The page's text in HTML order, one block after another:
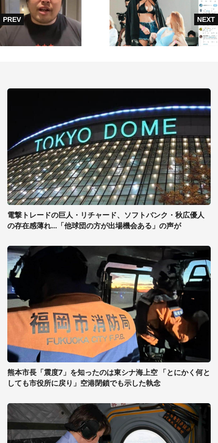
電撃トレードの巨人・リチャード、ソフトバンク・秋広優人
の存在感薄れ...「他球団の方が出場機会ある」の声が
熊本市長「震度7」を知ったのは東シナ海上空 「とにかく何と
しても市役所に戻り」空港閉鎖でも示した執念